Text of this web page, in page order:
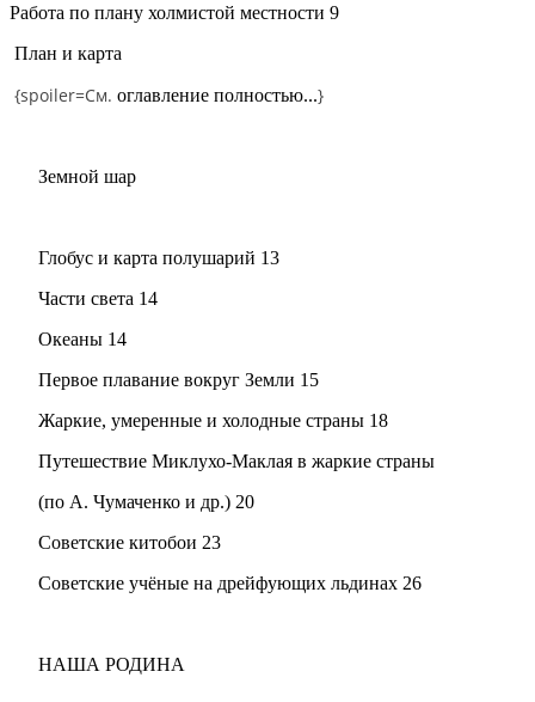
Работа по плану холмистой местности 9
План и карта
{spoiler=См. оглавление полностью...}
Земной шар
Глобус и карта полушарий 13
Части света 14
Океаны 14
Первое плавание вокруг Земли 15
Жаркие, умеренные и холодные страны 18
Путешествие Миклухо-Маклая в жаркие страны
(по А. Чумаченко и др.) 20
Советские китобои 23
Советские учёные на дрейфующих льдинах 26
НАША РОДИНА